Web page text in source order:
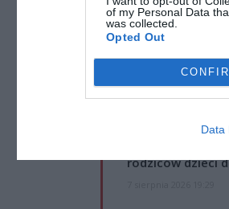
of my Personal Data
was collected.
Opted Out
Data
rodziców dzieci